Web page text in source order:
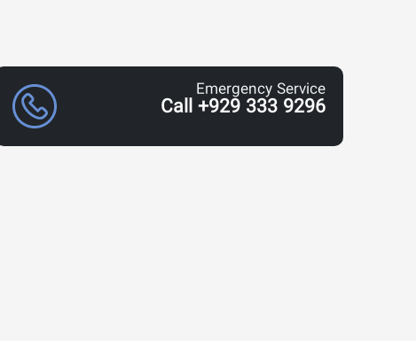
Emergency Service
Call +929 333 9296